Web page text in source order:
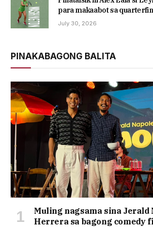
para makaabot sa
July 30, 2026
PINAKABAGONG BALITA
Muling nagsama sina Jerald
Herrera sa bagong comedy